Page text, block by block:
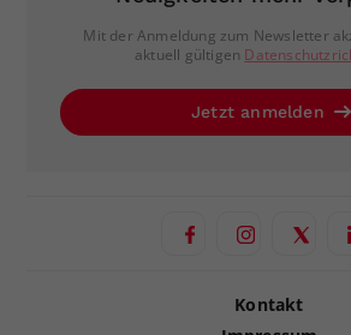
Mit der Anmeldung zum Newsletter
aktuell gültigen
Jetzt anmelden
Kontakt